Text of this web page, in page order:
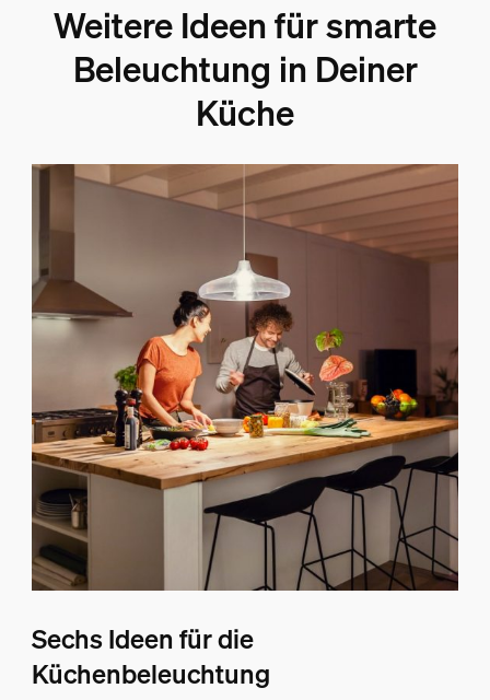
Weitere Ideen für smarte
Beleuchtung in Deiner
Küche
Sechs Ideen für die
Küchenbeleuchtung